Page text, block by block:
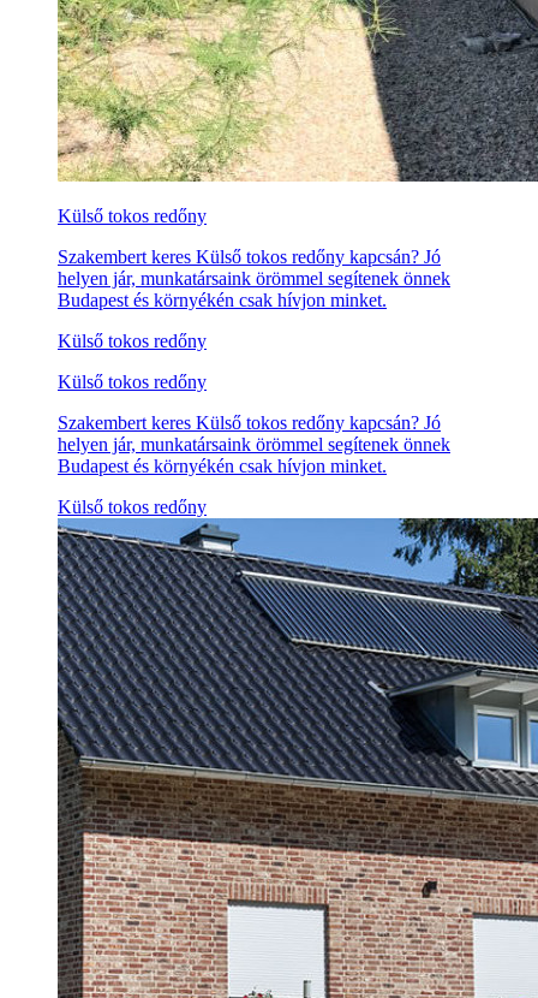
Külső tokos redőny
Szakembert keres Külső tokos redőny kapcsán? Jó
helyen jár, munkatársaink örömmel segítenek önnek
Budapest és környékén csak hívjon minket.
Külső tokos redőny
Külső tokos redőny
Szakembert keres Külső tokos redőny kapcsán? Jó
helyen jár, munkatársaink örömmel segítenek önnek
Budapest és környékén csak hívjon minket.
Külső tokos redőny